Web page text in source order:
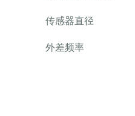
传感器直径
外差频率